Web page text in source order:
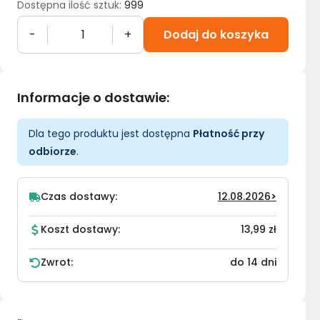
Dostępna ilość sztuk: 999
- + Dodaj do koszyka
Informacje o dostawie:
Dla tego produktu jest dostępna Płatność przy
odbiorze.
Czas dostawy: 12.08.2026>
Koszt dostawy: 13,99 zł
Zwrot: do 14 dni